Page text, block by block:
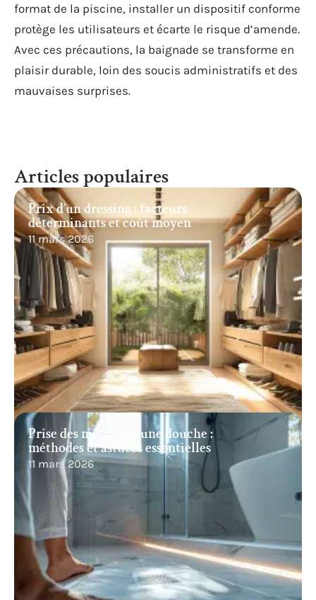
format de la piscine, installer un dispositif conforme
protège les utilisateurs et écarte le risque d’amende.
Avec ces précautions, la baignade se transforme en
plaisir durable, loin des soucis administratifs et des
mauvaises surprises.
Articles populaires
Prix d’un dressing : facteurs
déterminants et coût moyen
11 mars 2026
Prise des mesures d’une douche :
méthodes et astuces essentielles
11 mars 2026